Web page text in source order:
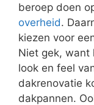
beroep doen
overheid.
kiezen voor
Niet gek, want
look en feel
dakrenovatie
dakpannen.